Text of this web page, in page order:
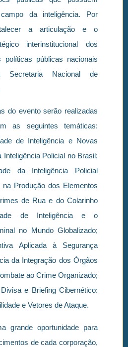
da inteligência. Por
a articulação e o
interinstitucional dos
públicas nacionais
Secretaria Nacional de
do evento serão realizadas
as seguintes temáticas:
de Inteligência e Novas
Inteligência Policial no Brasil;
da Inteligência Policial
na Produção dos Elementos
de Rua e do Colarinho
de Inteligência e o
no Mundo Globalizado;
Aplicada à Segurança
da Integração dos Órgãos
ao Crime Organizado;
e Briefing Cibernético:
e Vetores de Ataque.
grande oportunidade para
de cada corporação,